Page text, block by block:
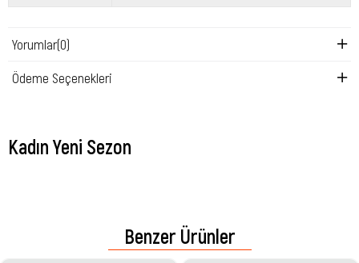
Yorumlar(0)
Ödeme Seçenekleri
Kadın Yeni Sezon
Benzer Ürünler